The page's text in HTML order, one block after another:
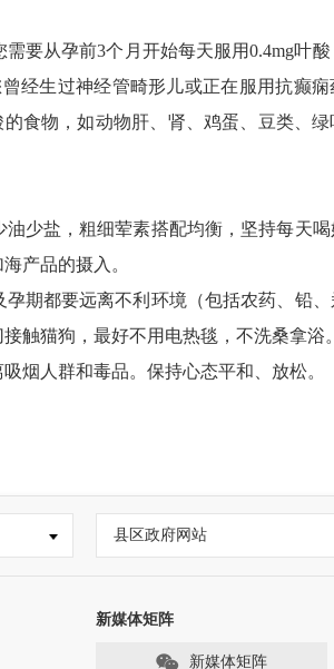
从孕前3个月开始每天服用0.4mg叶酸
经生过神经管畸形儿或正在服用抗癫
食物，如动物肝、肾、鸡蛋、豆类、
盐，粗细荤素搭配均衡，坚持每天喝
产品的摄入。
都要远离不利环境（包括农药、铅、
触猫狗，最好不用电热毯，不洗桑拿浴
人群和毒品。保持心态平和、放松。
县区政府网站
新媒体矩阵
新媒体矩阵